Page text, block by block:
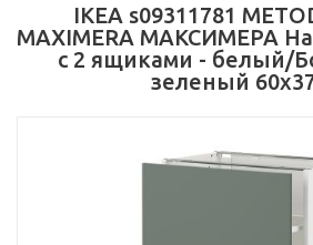
IKEA s09311781
MAXIMERA МАКСИМЕРА
с 2 ящиками - белый/
зеленый